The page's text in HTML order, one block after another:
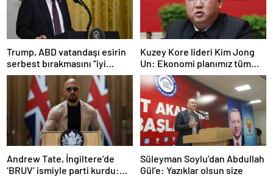
Trump, ABD vatandaşı esirin
serbest bırakmasını “iyi
niyetle atılmış bir adım”
olarak değerlendirdi
Kuzey Kore lideri Kim Jong
Un: Ekonomi planımız tüm
sektörlerde başarısız oldu
Andrew Tate, İngiltere’de
‘BRUV’ ismiyle parti kurdu:
Süleyman Soylu’dan Abdullah
Gül’e: Yazıklar olsun size